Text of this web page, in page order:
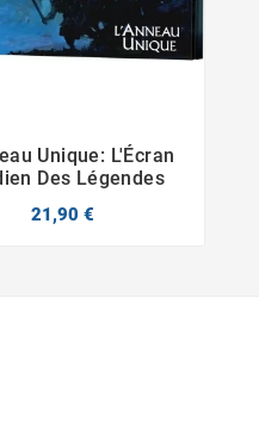
 
Unique: L'Écran
Des Légendes
21,90 €